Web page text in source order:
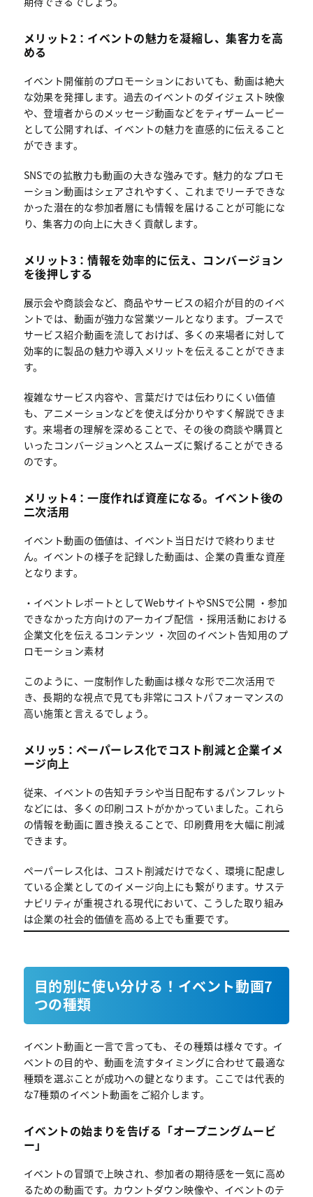
メリット2：イベントの魅力を凝縮し、集客力を高
める
イベント開催前のプロモーションにおいても、動画は絶大
な効果を発揮します。過去のイベントのダイジェスト映像
や、登壇者からのメッセージ動画などをティザームービー
として公開すれば、イベントの魅力を直感的に伝えること
ができます。
SNSでの拡散力も動画の大きな強みです。魅力的なプロモ
ーション動画はシェアされやすく、これまでリーチできな
かった潜在的な参加者層にも情報を届けることが可能にな
り、集客力の向上に大きく貢献します。
メリット3：情報を効率的に伝え、コンバージョン
を後押しする
展示会や商談会など、商品やサービスの紹介が目的のイベ
ントでは、動画が強力な営業ツールとなります。ブースで
サービス紹介動画を流しておけば、多くの来場者に対して
効率的に製品の魅力や導入メリットを伝えることができま
す。
複雑なサービス内容や、言葉だけでは伝わりにくい価値
も、アニメーションなどを使えば分かりやすく解説できま
す。来場者の理解を深めることで、その後の商談や購買と
いったコンバージョンへとスムーズに繋げることができる
のです。
メリット4：一度作れば資産になる。イベント後の
二次活用
イベント動画の価値は、イベント当日だけで終わりませ
ん。イベントの様子を記録した動画は、企業の貴重な資産
となります。
・イベントレポートとしてWebサイトやSNSで公開 ・参加
できなかった方向けのアーカイブ配信 ・採用活動における
企業文化を伝えるコンテンツ ・次回のイベント告知用のプ
ロモーション素材
このように、一度制作した動画は様々な形で二次活用で
き、長期的な視点で見ても非常にコストパフォーマンスの
高い施策と言えるでしょう。
メリッ5：ペーパーレス化でコスト削減と企業イメ
ージ向上
従来、イベントの告知チラシや当日配布するパンフレット
などには、多くの印刷コストがかかっていました。これら
の情報を動画に置き換えることで、印刷費用を大幅に削減
できます。
ペーパーレス化は、コスト削減だけでなく、環境に配慮し
ている企業としてのイメージ向上にも繋がります。サステ
ナビリティが重視される現代において、こうした取り組み
は企業の社会的価値を高める上でも重要です。
目的別に使い分ける！イベント動画7
つの種類
イベント動画と一言で言っても、その種類は様々です。イ
ベントの目的や、動画を流すタイミングに合わせて最適な
種類を選ぶことが成功への鍵となります。ここでは代表的
な7種類のイベント動画をご紹介します。
イベントの始まりを告げる「オープニングムービ
ー」
イベントの冒頭で上映され、参加者の期待感を一気に高め
るための動画です。カウントダウン映像や、イベントのテ